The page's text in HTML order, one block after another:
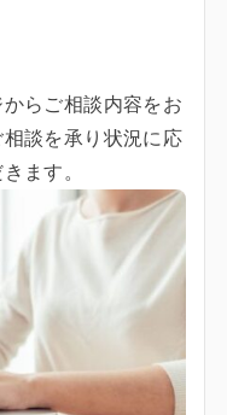
らご相談内容をお
談を承り状況に応
ます。